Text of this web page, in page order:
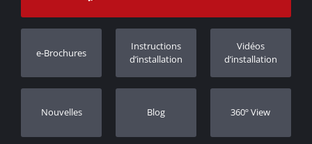
Suivi des commandes
Concessionnaires
e-Brochures
Instructions
d’installation
Vidéos
d’installation
Nouvelles Blog 360º View